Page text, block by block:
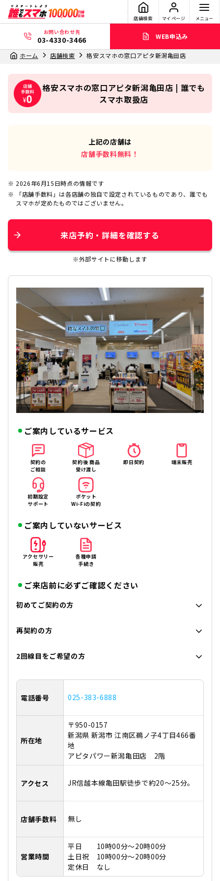
店舗検索 マイページ メニュー
お問い合わせ先
03-4330-3466 WEB申込み
ホーム 店舗検索 格安スマホの窓口アピタ新潟亀田店
格安スマホの窓口アピタ新潟亀田店 | 誰でも
スマホ取扱店
上記の店舗は
店舗手数料無料！
2026年6月15日時点の情報です
「店舗手数料」は各店舗の独自で設定されているものであり、誰でも
スマホが定めたものではございません。
来店予約・詳細を確認する
※外部サイトに移動します
ご案内しているサービス
契約の
ご相談
契約後 商品
受け渡し
即日契約 端末販売
初期設定
サポート
ポケット
Wi-Fiの契約
ご案内していないサービス
アクセサリー
販売
各種申請
手続き
ご来店前に必ずご確認ください
初めてご契約の方
再契約の方
2回線目をご希望の方
電話番号 025-383-6888
所在地
〒950-0157
新潟県 新潟市 江南区鵜ノ子4丁目466番
地
アピタパワー新潟亀田店 2階
アクセス JR信越本線亀田駅徒歩で約20～25分。
店舗手数料 無し
営業時間
平日 10時00分～20時00分
土日祝 10時00分～20時00分
定休日 なし